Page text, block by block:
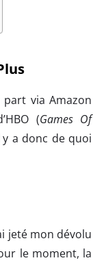
via Amazon
(Games Of
a donc de quoi
jeté mon dévolu
le moment, la